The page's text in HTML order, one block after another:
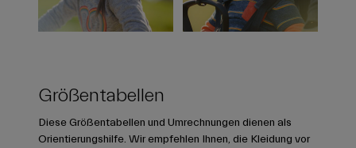
Größentabellen
Diese Größentabellen und Umrechnungen dienen als
Orientierungshilfe. Wir empfehlen Ihnen, die Kleidung vor